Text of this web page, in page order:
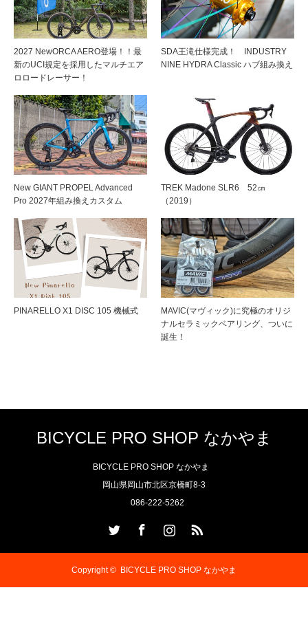
2027 NewORCA AERO登場！！最
新のUCI規定を採用したマルチエア
ロロードレーサー！
SDA王滝仕様完成！ INDUSTRY
NINE HYDRA Classic ハブ組み換え
New GIANT PROPEL Advanced
Pro 2027年組み換えカスタム
TREK Madone SLR6 52㎝
（2019）
PINARELLO X1 DISC 105 機械式
MAVIC(マヴィック)に究極のオリジ
ナルセラミックベアリング、ついに
誕生！
BICYCLE PRO SHOP なかやま
BICYCLE PRO SHOP なかやま
岡山県岡山市北区京橋町8-3
086-222-5262
Copyright © BICYCLE PRO SHOP なかやま